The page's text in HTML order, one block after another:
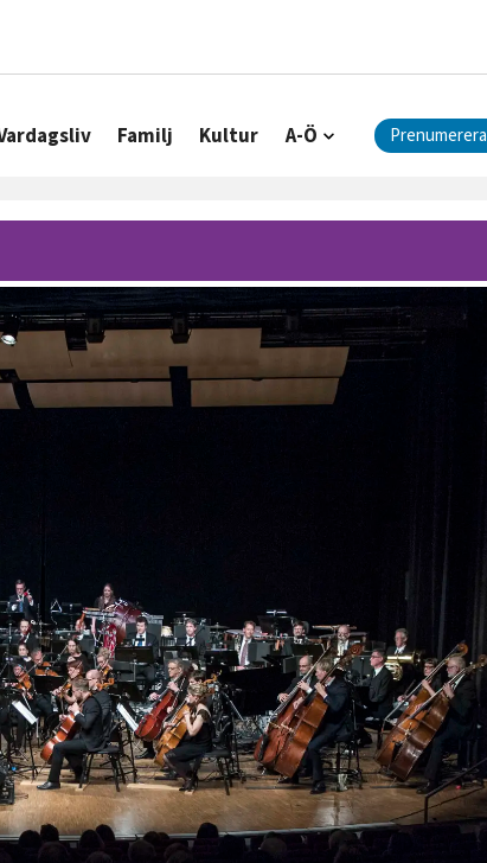
Familj Kultur A-Ö Prenumerera